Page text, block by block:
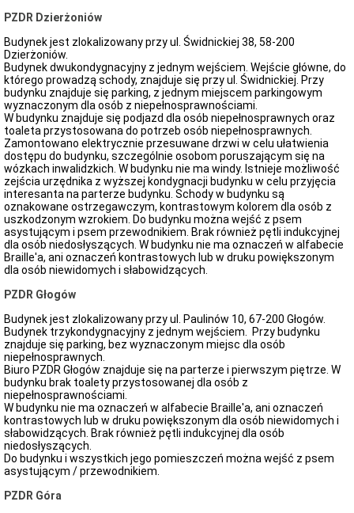
PZDR Dzierżoniów
Budynek jest zlokalizowany przy ul. Świdnickiej 38, 58-200
Dzierżoniów.
Budynek dwukondygnacyjny z jednym wejściem. Wejście główne, do
którego prowadzą schody, znajduje się przy ul. Świdnickiej. Przy
budynku znajduje się parking, z jednym miejscem parkingowym
wyznaczonym dla osób z niepełnosprawnościami.
W budynku znajduje się podjazd dla osób niepełnosprawnych oraz
toaleta przystosowana do potrzeb osób niepełnosprawnych.
Zamontowano elektrycznie przesuwane drzwi w celu ułatwienia
dostępu do budynku, szczególnie osobom poruszającym się na
wózkach inwalidzkich. W budynku nie ma windy. Istnieje możliwość
zejścia urzędnika z wyższej kondygnacji budynku w celu przyjęcia
interesanta na parterze budynku. Schody w budynku są
oznakowane ostrzegawczym, kontrastowym kolorem dla osób z
uszkodzonym wzrokiem. Do budynku można wejść z psem
asystującym i psem przewodnikiem. Brak również pętli indukcyjnej
dla osób niedosłyszących. W budynku nie ma oznaczeń w alfabecie
Braille'a, ani oznaczeń kontrastowych lub w druku powiększonym
dla osób niewidomych i słabowidzących.
PZDR Głogów
Budynek jest zlokalizowany przy ul. Paulinów 10, 67-200 Głogów.
Budynek trzykondygnacyjny z jednym wejściem. Przy budynku
znajduje się parking, bez wyznaczonym miejsc dla osób
niepełnosprawnych.
Biuro PZDR Głogów znajduje się na parterze i pierwszym piętrze. W
budynku brak toalety przystosowanej dla osób z
niepełnosprawnościami.
W budynku nie ma oznaczeń w alfabecie Braille'a, ani oznaczeń
kontrastowych lub w druku powiększonym dla osób niewidomych i
słabowidzących. Brak również pętli indukcyjnej dla osób
niedosłyszących.
Do budynku i wszystkich jego pomieszczeń można wejść z psem
asystującym / przewodnikiem.
PZDR Góra